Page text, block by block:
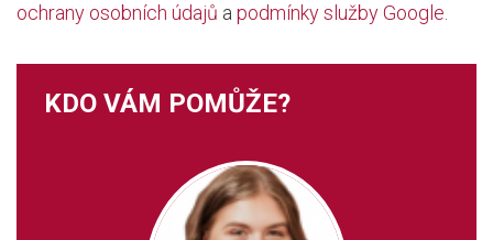
ochrany osobních údajů a podmínky služby Google
KDO VÁM POMŮŽE?